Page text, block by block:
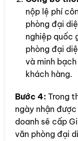
nộp lệ phí
phòng đại
nghiệp quốc
phòng đại
và minh
khách hàng.
Bước 4: Trong
ngày nhận
doanh sẽ cấp
văn phòng đại